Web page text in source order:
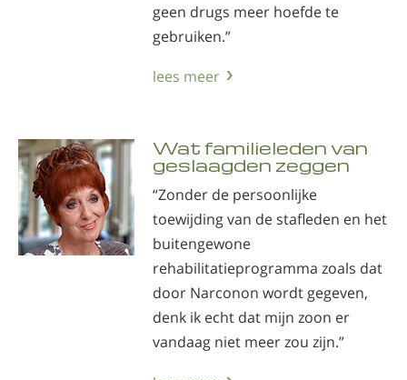
geen drugs meer hoefde te
gebruiken.”
lees meer
Wat familieleden van
geslaagden zeggen
“Zonder de persoonlijke
toewijding van de stafleden en het
buitengewone
rehabilitatieprogramma zoals dat
door Narconon wordt gegeven,
denk ik echt dat mijn zoon er
vandaag niet meer zou zijn.”